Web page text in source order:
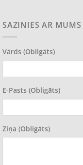
SAZINIES AR MUMS
Vārds (obligāts)
E-Pasts (obligāts)
Ziņa (obligāts)